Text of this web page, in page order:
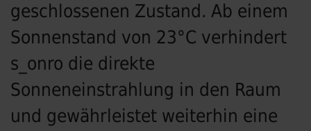
geschlossenen Zustand. Ab einem
Sonnenstand von 23°C verhindert
s_onro die direkte
Sonneneinstrahlung in den Raum
und gewährleistet weiterhin eine